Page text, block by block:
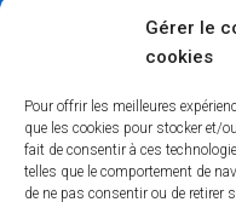
Gérer le
cookies
Pour offrir les meilleures
que les cookies pour stocker et/
fait de consentir à ces
telles que le comportement de
de ne pas consentir ou de retirer
Mairie